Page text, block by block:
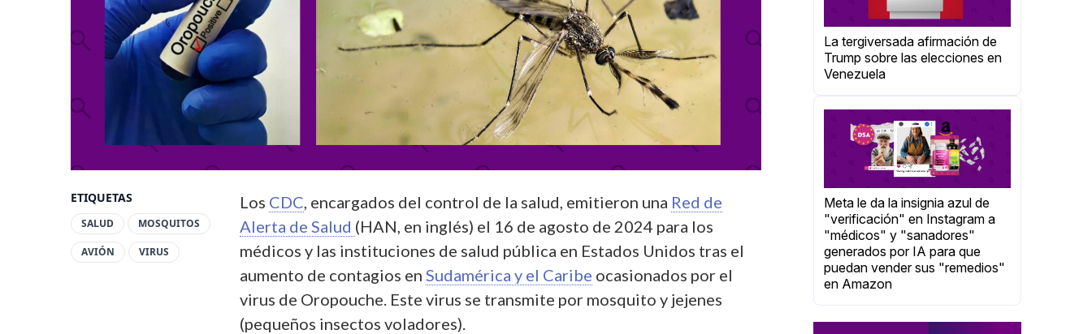
ETIQUETAS
SALUD MOSQUITOS
AVIÓN VIRUS
Los CDC , encargados del control de la salud, emitieron una Red de
Alerta de Salud (HAN, en inglés) el 16 de agosto de 2024 para los
médicos y las instituciones de salud pública en Estados Unidos tras el
aumento de contagios en Sudamérica y el Caribe ocasionados por el
virus de Oropouche. Este virus se transmite por mosquito y jejenes
(pequeños insectos voladores).
La tergiversada afirmación de
Trump sobre las elecciones en
Venezuela
Meta le da la insignia azul de
"verificación" en Instagram a
"médicos" y "sanadores"
generados por IA para que
puedan vender sus "remedios"
en Amazon